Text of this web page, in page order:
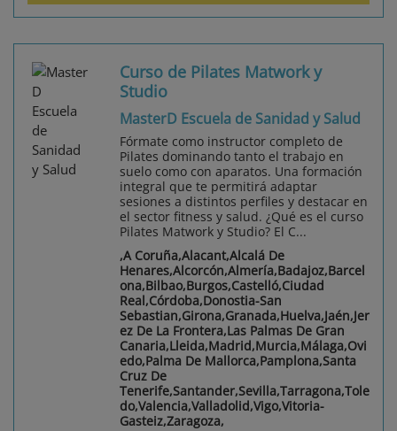
Curso de Pilates Matwork y
Studio
MasterD Escuela de Sanidad y Salud
Fórmate como instructor completo de
Pilates dominando tanto el trabajo en
suelo como con aparatos. Una formación
integral que te permitirá adaptar
sesiones a distintos perfiles y destacar en
el sector fitness y salud. ¿Qué es el curso
Pilates Matwork y Studio? El C...
,A Coruña,Alacant,Alcalá De
Henares,Alcorcón,Almería,Badajoz,Barcel
ona,Bilbao,Burgos,Castelló,Ciudad
Real,Córdoba,Donostia-San
Sebastian,Girona,Granada,Huelva,Jaén,Jer
ez De La Frontera,Las Palmas De Gran
Canaria,Lleida,Madrid,Murcia,Málaga,Ovi
edo,Palma De Mallorca,Pamplona,Santa
Cruz De
Tenerife,Santander,Sevilla,Tarragona,Tole
do,Valencia,Valladolid,Vigo,Vitoria-
Gasteiz,Zaragoza,